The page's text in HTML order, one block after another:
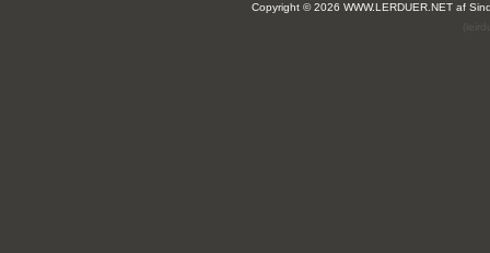
Copyright © 2026 WWW.LERDUER.NET af